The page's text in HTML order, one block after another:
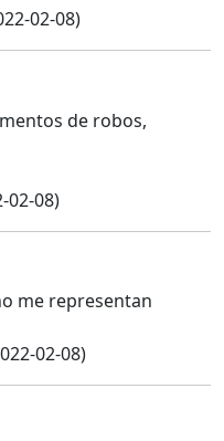
02-08)
de robos,
02-08)
me representan
02-08)